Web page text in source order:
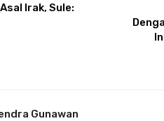
Irak, Sule:
Gunawan